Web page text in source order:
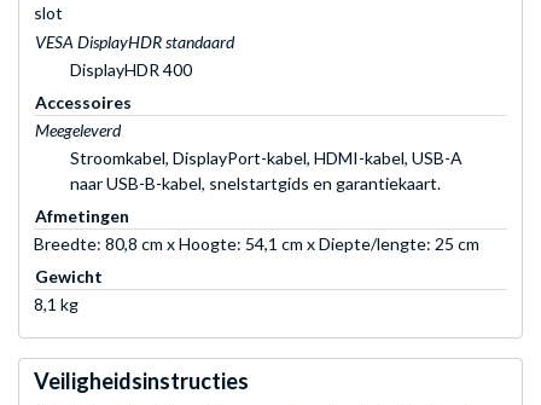
slot
VESA DisplayHDR standaard
DisplayHDR 400
Accessoires
Meegeleverd
Stroomkabel, DisplayPort-kabel, HDMI-kabel, USB-A
naar USB-B-kabel, snelstartgids en garantiekaart.
Afmetingen
Breedte: 80,8 cm x Hoogte: 54,1 cm x Diepte/lengte: 25 cm
Gewicht
8,1 kg
Veiligheidsinstructies